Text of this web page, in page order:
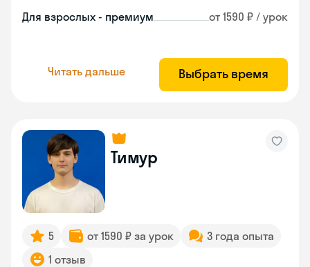
Для взрослых - премиум от 1590 ₽ / урок
Читать дальше Выбрать время
Тимур
5 от 1590 ₽ за урок
3 года опыта
1 отзыв